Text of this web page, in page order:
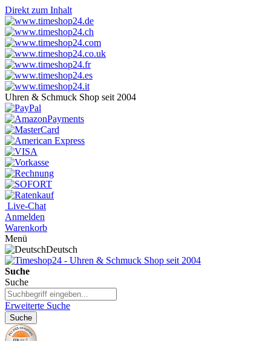
Direkt zum Inhalt
Uhren & Schmuck Shop seit 2004
Live-Chat
Anmelden
Warenkorb
Menü
Deutsch
Suche
Suche
Erweiterte Suche
Suche